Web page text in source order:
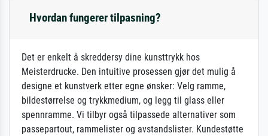
Hvordan fungerer tilpasning?
Det er enkelt å skreddersy dine kunsttrykk hos
Meisterdrucke. Den intuitive prosessen gjør det mulig å
designe et kunstverk etter egne ønsker: Velg ramme,
bildestørrelse og trykkmedium, og legg til glass eller
spennramme. Vi tilbyr også tilpassede alternativer som
passepartout, rammelister og avstandslister. Kundestøtte